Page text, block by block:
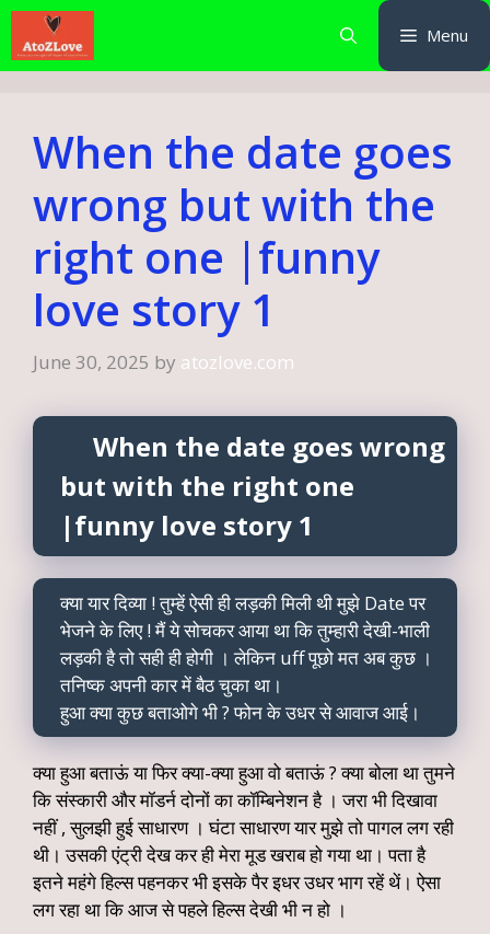
Skip
content
Menu
When the date goes
wrong but with the
right one |funny
love story 1
June 30, 2025 by atozlove.com
When the date goes wrong
but with the right one
|funny love story 1
क्या यार दिव्या ! तुम्हें ऐसी ही लड़की मिली थी मुझे Date पर
भेजने के लिए ! मैं ये सोचकर आया था कि तुम्हारी देखी-भाली
लड़की है तो सही ही होगी । लेकिन uff पूछो मत अब कुछ ।
तनिष्क अपनी कार में बैठ चुका था।
हुआ क्या कुछ बताओगे भी ? फोन के उधर से आवाज आई।
क्या हुआ बताऊं या फिर क्या-क्या हुआ वो बताऊं ? क्या बोला था तुमने
कि संस्कारी और मॉडर्न दोनों का कॉम्बिनेशन है । जरा भी दिखावा
नहीं , सुलझी हुई साधारण । घंटा साधारण यार मुझे तो पागल लग रही
थी। उसकी एंट्री देख कर ही मेरा मूड खराब हो गया था। पता है
इतने महंगे हिल्स पहनकर भी इसके पैर इधर उधर भाग रहें थें। ऐसा
लग रहा था कि आज से पहले हिल्स देखी भी न हो ।